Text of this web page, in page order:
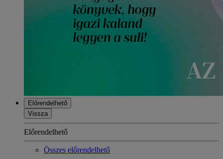
Előrendelhető
Vissza
Előrendelhető
Összes előrendelhető